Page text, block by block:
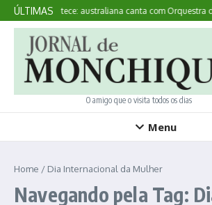
Ir para o conteúdo
ÚLTIMAS
Aqui Acontece: australiana canta com Orquestra
O amigo que o visita todos os dias
Menu
Home / Dia Internacional da Mulher
Navegando pela Tag: